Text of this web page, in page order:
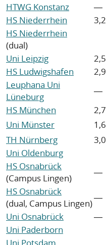
HTWG Konstanz
―
HS Niederrhein
3,2
HS Niederrhein
(dual)
Uni Leipzig
2,5
HS Ludwigshafen
2,9
Leuphana Uni
Lüneburg
―
HS München
2,7
Uni Münster
1,6
TH Nürnberg
3,0
Uni Oldenburg
HS Osnabrück
(Campus Lingen)
―
HS Osnabrück
(dual, Campus Lingen)
―
Uni Osnabrück
―
Uni Paderborn
Uni Potsdam